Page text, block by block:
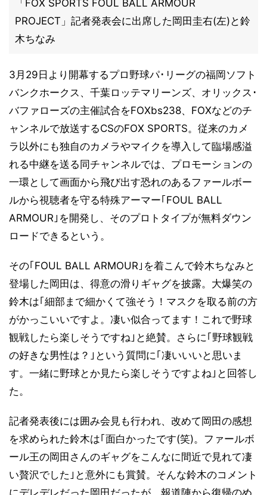
「FOX SPORTS FOUL BALL ARMOUR
PROJECT」記者発表会に出席した岡田圭右(左)と鈴
木ちなみ
3月29日より開幕するプロ野球パ･リーグの福岡ソフト
バンクホークス、千葉ロッテマリーンズ、オリックス･
バファローズの主催試合をFOXbs238、FOXなどのチ
ャンネルで放送するCSのFOX SPORTS。従来のカメ
ラ以外にも独自のカメラやマイクを導入して臨場感溢
れる中継を送る同チャンネルでは、プロモーションの
一環として画面から飛び出す恐れのあるファールボー
ルから視聴者を守る特殊アーマー｢FOUL BALL
ARMOUR｣を開発し、そのプロトタイプが無料ダウン
ロードできるという。
その｢FOUL BALL ARMOUR｣を着こんで鈴木ちなみと
登場した岡田は、得意の滑りギャグを披露。大爆笑の
鈴木は｢細部まで細かくて強そう！マスクを取る前の方
がかっこいいですよ。凄い似合ってます！これで野球
観戦したら楽しそうですね｣と絶賛。さらに｢野球観戦
の好きな男性は？｣という質問に｢凄いいいと思いま
す。一緒に野球とか見たら楽しそうですよね｣と回答し
た。
記者発表後には囲み会見も行われ、改めて岡田の感想
を求められた鈴木は｢面白かったです(笑)。ファールボ
ール王の岡田さんのギャグをこんなに間近で見れて凄
い贅沢でした｣と意外にも賞賛。そんな鈴木のコメント
にデレデレだった岡田だったが、報道陣から復帰のめ